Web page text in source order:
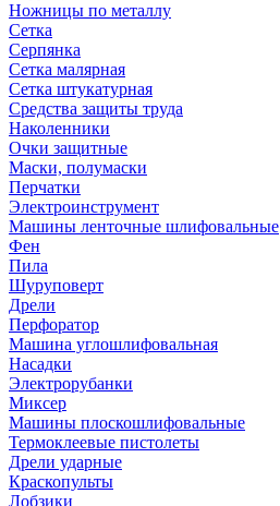
Ножницы по металлу
Сетка
Серпянка
Сетка малярная
Сетка штукатурная
Средства защиты труда
Наколенники
Очки защитные
Маски, полумаски
Перчатки
Электроинструмент
Машины ленточные шлифовальные
Фен
Пила
Шуруповерт
Дрели
Перфоратор
Машина углошлифовальная
Насадки
Электрорубанки
Миксер
Машины плоскошлифовальные
Термоклеевые пистолеты
Дрели ударные
Краскопульты
Лобзики